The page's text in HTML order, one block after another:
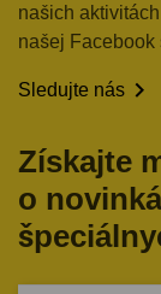
našich
našej Facebook
Sledujte nás 
Získajte
o